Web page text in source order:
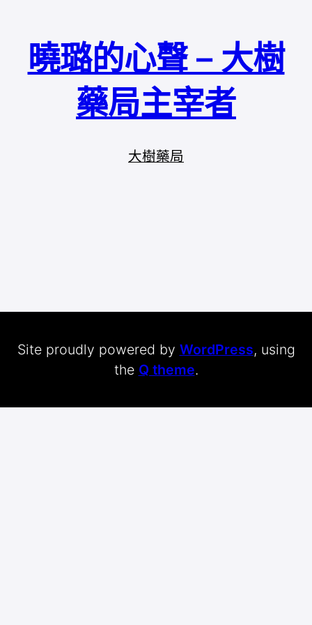
曉璐的心聲 – 大樹
藥局主宰者
大樹藥局
Site proudly powered by WordPress, using
the Q theme.